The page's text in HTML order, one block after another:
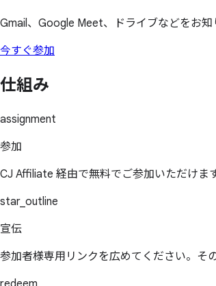
Gmail、Google Meet、ドライブなどをお知
今すぐ参加
仕組み
assignment
参加
CJ Affiliate 経由で無料でご参加いただけま
star_outline
宣伝
参加者様専用リンクを広めてください。そ